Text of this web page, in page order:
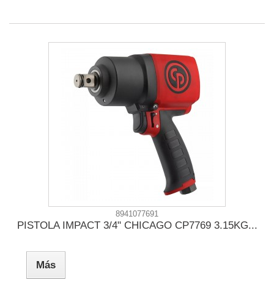
8941077691
PISTOLA IMPACT 3/4" CHICAGO CP7769 3.15KG...
Más